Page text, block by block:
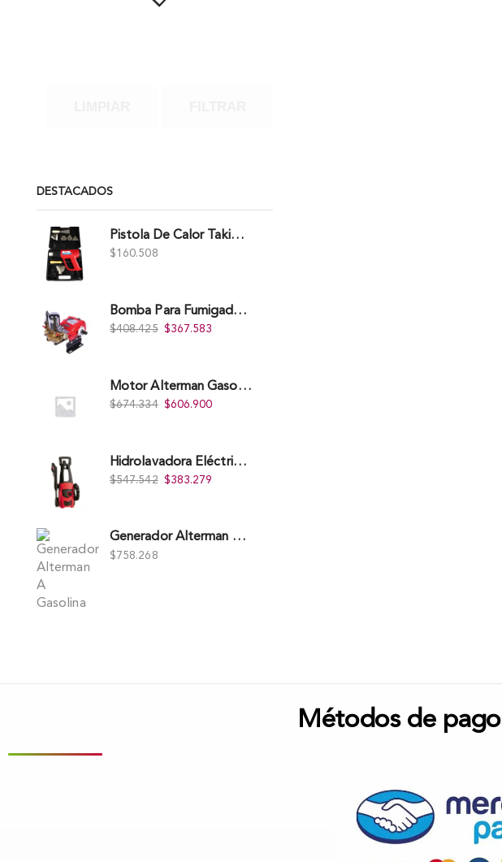
DESTACADOS
Pistola De Calor Takima 1.500W, Tkhg-1500.
$160.508
Bomba Para Fumigadora Estacionaria 22 Litros, Xp22-I.
$408.425 $367.583
Motor Alterman Gasolina 4T, 6.5Hp Eje Cuña/Rosca 3/4", Xge65K.
$674.334 $606.900
Hidrolavadora Eléctrica Takima 1.400W 1.600Psi, Tkepw-1600-A.
$547.542 $383.279
Generador Alterman A Gasolina 2T, 950W, Encendido Manual, 120 V, Con Chasis, EGG950-I.
$758.268
Métodos de pago